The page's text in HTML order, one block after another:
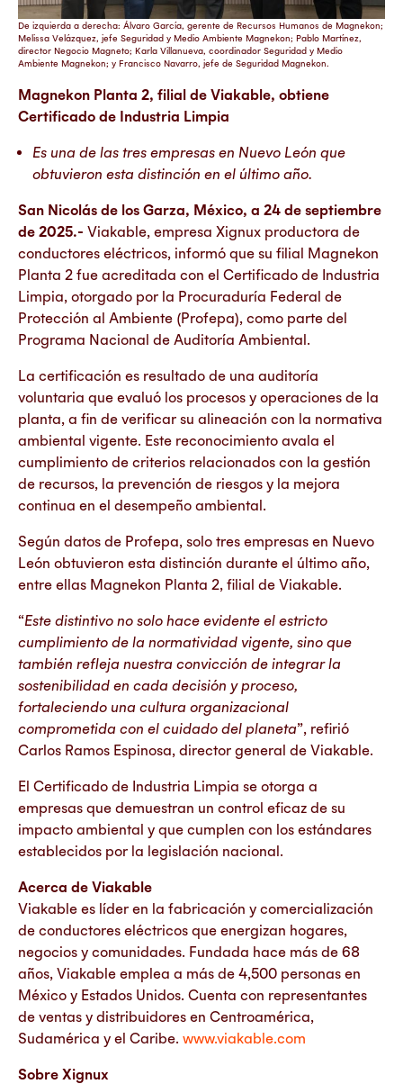
De izquierda a derecha: Álvaro García, gerente de Recursos Humanos de Magnekon;
Melissa Velázquez, jefe Seguridad y Medio Ambiente Magnekon; Pablo Martínez,
director Negocio Magneto; Karla Villanueva, coordinador Seguridad y Medio
Ambiente Magnekon; y Francisco Navarro, jefe de Seguridad Magnekon.
Magnekon Planta 2, filial de Viakable, obtiene
Certificado de Industria Limpia
Es una de las tres empresas en Nuevo León que
obtuvieron esta distinción en el último año.
San Nicolás de los Garza, México, a 24 de septiembre
de 2025.- Viakable, empresa Xignux productora de
conductores eléctricos, informó que su filial Magnekon
Planta 2 fue acreditada con el Certificado de Industria
Limpia, otorgado por la Procuraduría Federal de
Protección al Ambiente (Profepa), como parte del
Programa Nacional de Auditoría Ambiental.
La certificación es resultado de una auditoría
voluntaria que evaluó los procesos y operaciones de la
planta, a fin de verificar su alineación con la normativa
ambiental vigente. Este reconocimiento avala el
cumplimiento de criterios relacionados con la gestión
de recursos, la prevención de riesgos y la mejora
continua en el desempeño ambiental.
Según datos de Profepa, solo tres empresas en Nuevo
León obtuvieron esta distinción durante el último año,
entre ellas Magnekon Planta 2, filial de Viakable.
“Este distintivo no solo hace evidente el estricto
cumplimiento de la normatividad vigente, sino que
también refleja nuestra convicción de integrar la
sostenibilidad en cada decisión y proceso,
fortaleciendo una cultura organizacional
comprometida con el cuidado del planeta”, refirió
Carlos Ramos Espinosa, director general de Viakable.
El Certificado de Industria Limpia se otorga a
empresas que demuestran un control eficaz de su
impacto ambiental y que cumplen con los estándares
establecidos por la legislación nacional.
Acerca de Viakable
Viakable es líder en la fabricación y comercialización
de conductores eléctricos que energizan hogares,
negocios y comunidades. Fundada hace más de 68
años, Viakable emplea a más de 4,500 personas en
México y Estados Unidos. Cuenta con representantes
de ventas y distribuidores en Centroamérica,
Sudamérica y el Caribe. www.viakable.com
Sobre Xignux